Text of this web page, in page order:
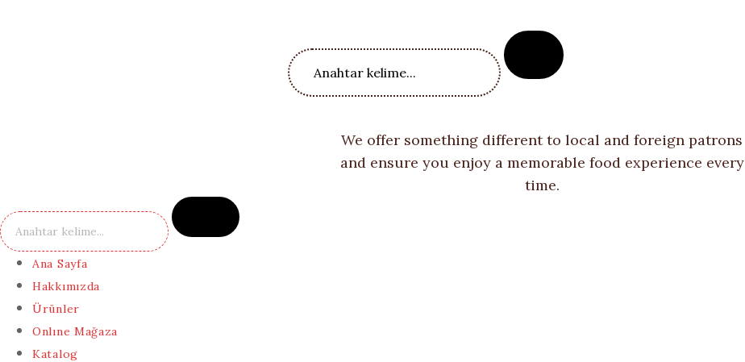
We offer something different to local and foreign patrons
and ensure you enjoy a memorable food experience every
time.
Ana Sayfa
Hakkımızda
Ürünler
Onlıne Mağaza
Katalog